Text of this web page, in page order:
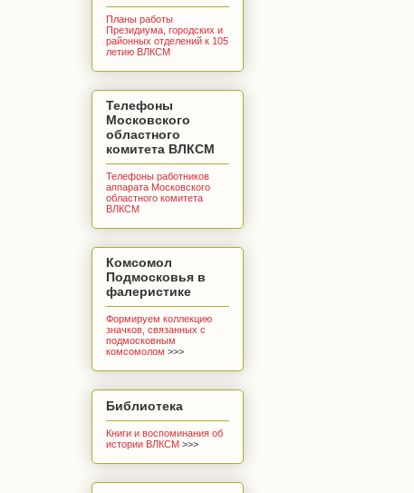
Планы работы
Президиума, городских и
районных отделений к 105
летию ВЛКСМ
Телефоны
Московского
областного
комитета ВЛКСМ
Телефоны работников
аппарата Московского
областного комитета
ВЛКСМ
Комсомол
Подмосковья в
фалеристике
Формируем коллекцию
значков, связанных с
подмосковным
комсомолом >>>
Библиотека
Книги и воспоминания об
истории ВЛКСМ >>>